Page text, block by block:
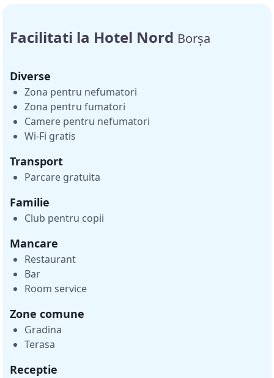
Facilitati la Hotel Nord Borșa
Diverse
Zona pentru nefumatori
Zona pentru fumatori
Camere pentru nefumatori
Wi-Fi gratis
Transport
Parcare gratuita
Familie
Club pentru copii
Mancare
Restaurant
Bar
Room service
Zone comune
Gradina
Terasa
Receptie